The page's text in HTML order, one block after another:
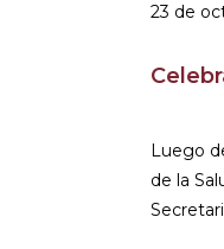
23 de
Luego
de la